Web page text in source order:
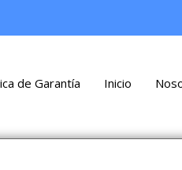
de Garantía Inicio